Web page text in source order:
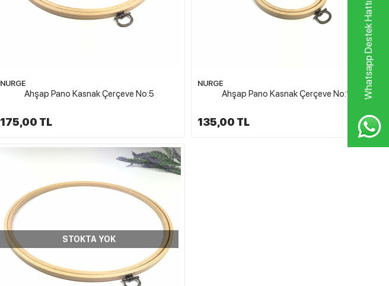
Whatsapp Destek Hattı
NURGE
Ahşap Pano Kasnak Çerçeve No:5
175,00 TL
NURGE
Ahşap Pano Kasnak Çerçeve No:1
135,00 TL
STOKTA YOK